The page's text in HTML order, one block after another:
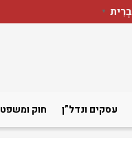
▼
עסקים ונדל”ן חוק ומשפט